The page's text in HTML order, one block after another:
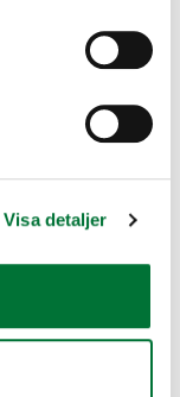
Visa detaljer
och med
på
jägare beviljas